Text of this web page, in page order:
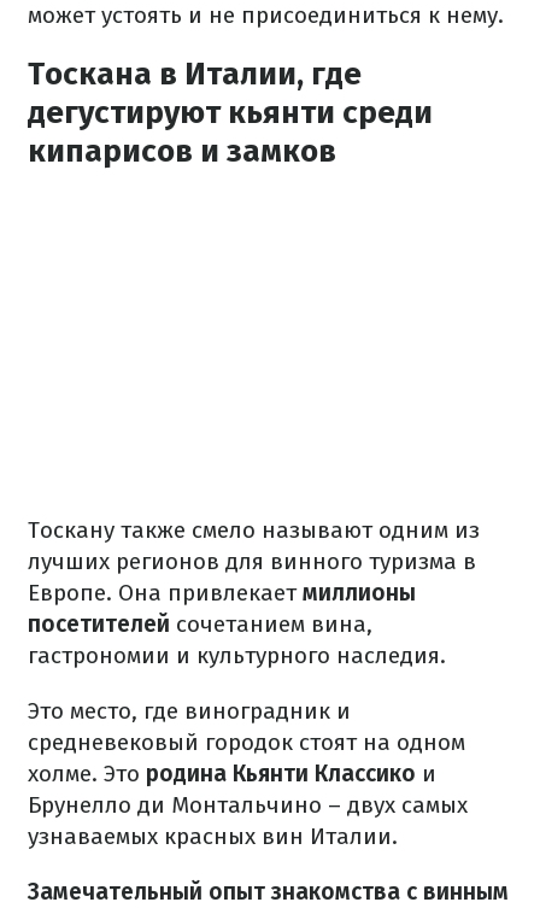
может устоять и не присоединиться к нему.
Тоскана в Италии, где
дегустируют кьянти среди
кипарисов и замков
Тоскану также смело называют одним из
лучших регионов для винного туризма в
Европе. Она привлекаетмиллионы
посетителей сочетанием вина,
гастрономии и культурного наследия.
Это место, где виноградник и
средневековый городок стоят на одном
холме. Это родина Кьянти Классико и
Брунелло ди Монтальчино – двух самых
узнаваемых красных вин Италии.
Замечательный опыт знакомства с винным